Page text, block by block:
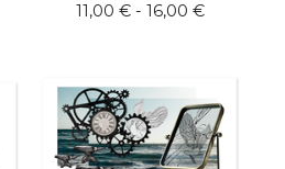
11,00 €- 16,00 €